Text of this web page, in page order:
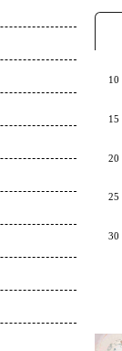
10
15
20
25
30